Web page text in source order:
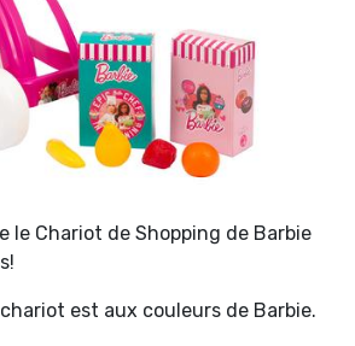
le Chariot de Shopping de Barbie
chariot est aux couleurs de Barbie.